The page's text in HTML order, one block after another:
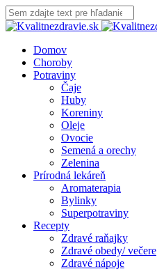
Domov
Choroby
Potraviny
Čaje
Huby
Koreniny
Oleje
Ovocie
Semená a orechy
Zelenina
Prírodná lekáreň
Aromaterapia
Bylinky
Superpotraviny
Recepty
Zdravé raňajky
Zdravé obedy/ večere
Zdravé nápoje